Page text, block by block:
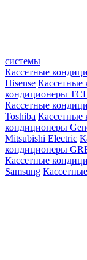
системы
Кассетные
Hisense
кондиционеры
Кассетные
Toshiba Кассетные
кондиционеры
Mitsubishi Electric
кондиционеры
Кассетные
Samsung